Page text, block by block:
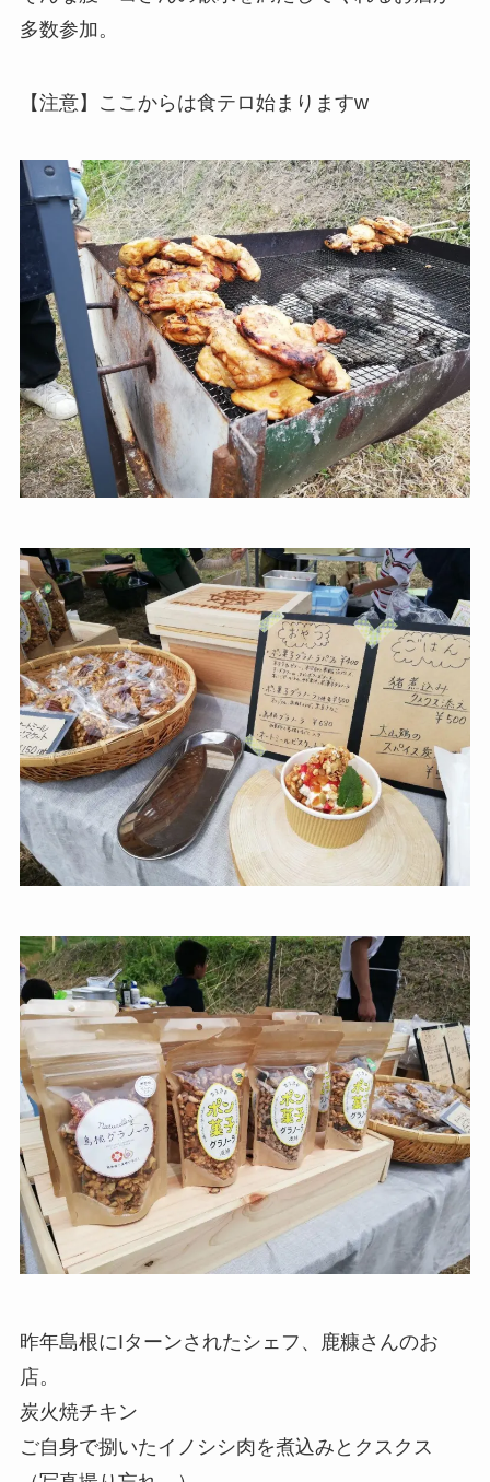
多数参加。
【注意】ここからは食テロ始まりますw
昨年島根にIターンされたシェフ、鹿糠さんのお
店。
炭火焼チキン
ご自身で捌いたイノシシ肉を煮込みとクスクス